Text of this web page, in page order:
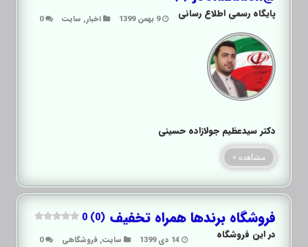
9 بهمن 1399 اخبار, سایت 0 پایگاه رسمی اطلاع رسانی
دکتر سیدعظیم جولازاده حسینی
مشاهده »
فروشگاه برندها همراه تخفیف 0 (0)
14 دی 1399 سایت,فروشگاهی 0 در این فروشگاه